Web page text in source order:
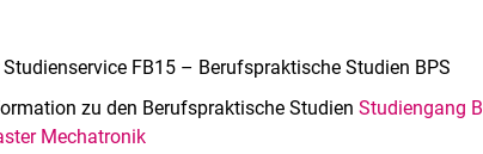
Studienservice FB15 – Berufspraktische Studien BPS
zu den Berufspraktische StudienStudiengang
Mechatronik